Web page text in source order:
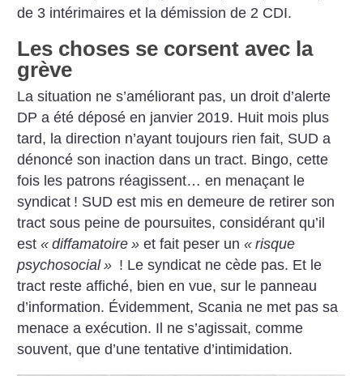
de 3 intérimaires et la démission de 2 CDI.
Les choses se corsent avec la
grève
La situation ne s’améliorant pas, un droit d’alerte
DP a été déposé en janvier 2019. Huit mois plus
tard, la direction n’ayant toujours rien fait, SUD a
dénoncé son inaction dans un tract. Bingo, cette
fois les patrons réagissent… en menaçant le
syndicat ! SUD est mis en demeure de retirer son
tract sous peine de poursuites, considérant qu’il
est « diffamatoire » et fait peser un « risque
psychosocial » ! Le syndicat ne cède pas. Et le
tract reste affiché, bien en vue, sur le panneau
d’information. Évidemment, Scania ne met pas sa
menace a exécution. Il ne s’agissait, comme
souvent, que d’une tentative d’intimidation.